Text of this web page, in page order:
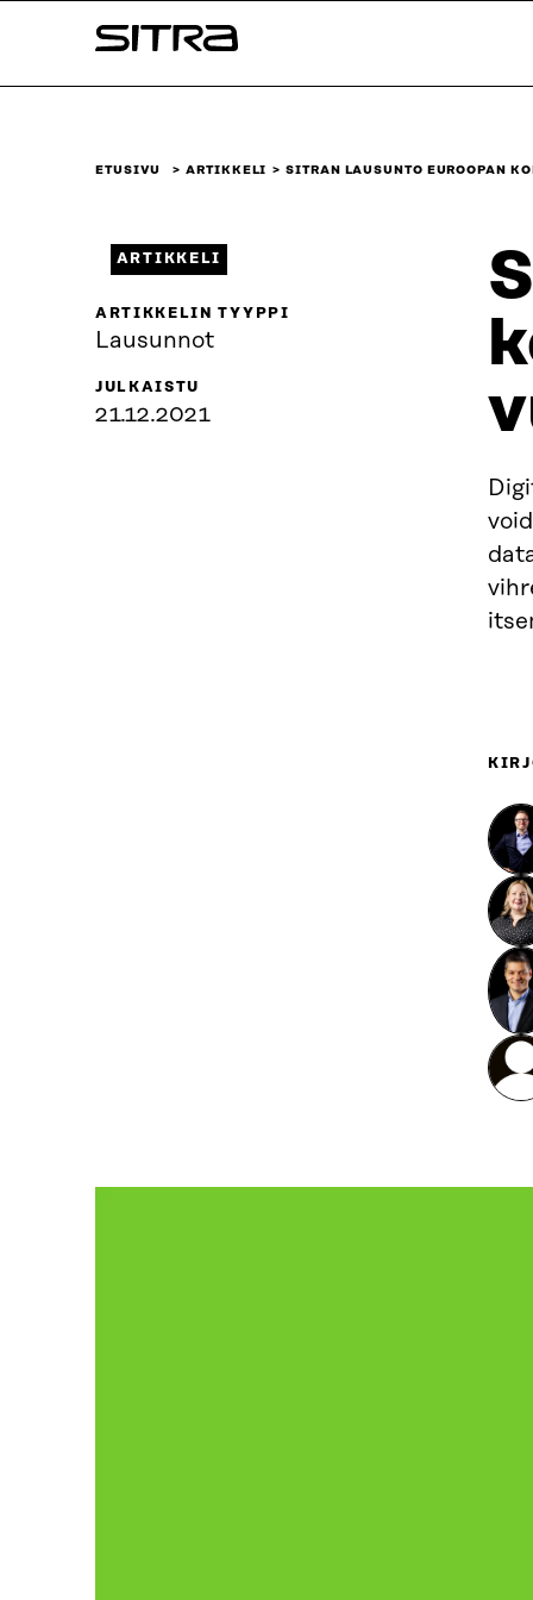
sisältöön
Sitra
ETUSIVU ARTIKKELI SITRAN LAUSUNTO EUROOPAN
ARTIKKELI
ARTIKKELIN TYYPPI
Lausunnot
JULKAISTU
21.12.2021